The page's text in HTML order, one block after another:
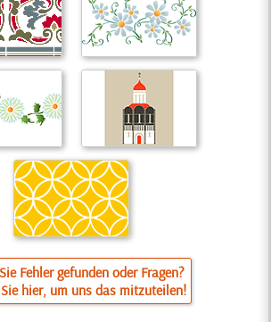
Fehler gefunden oder Fragen?
hier, um uns das mitzuteilen!